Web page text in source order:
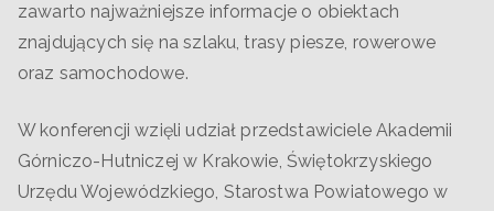
zawarto najważniejsze informacje o obiektach
znajdujących się na szlaku, trasy piesze, rowerowe
oraz samochodowe.
W konferencji wzięli udział przedstawiciele Akademii
Górniczo-Hutniczej w Krakowie, Świętokrzyskiego
Urzędu Wojewódzkiego, Starostwa Powiatowego w